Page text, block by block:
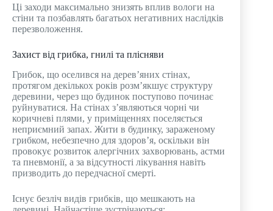
Ці заходи максимально знизять вплив вологи на
стіни та позбавлять багатьох негативних наслідків
перезволоження.
Захист від грибка, гнилі та плісняви
Грибок, що оселився на дерев’яних стінах,
протягом декількох років розм’якшує структуру
деревини, через що будинок поступово починає
руйнуватися. На стінах з’являються чорні чи
коричневі плями, у приміщеннях поселяється
неприємний запах. Жити в будинку, зараженому
грибком, небезпечно для здоров’я, оскільки він
провокує розвиток алергічних захворювань, астми
та пневмонії, а за відсутності лікування навіть
призводить до передчасної смерті.
Існує безліч видів грибків, що мешкають на